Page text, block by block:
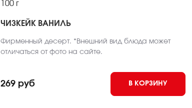
100 г
ЧИЗКЕЙК ВАНИЛЬ
Фирменный десерт. *Внешний вид блюда может
отличаться от фото на сайте.
269 руб В КОРЗИНУ